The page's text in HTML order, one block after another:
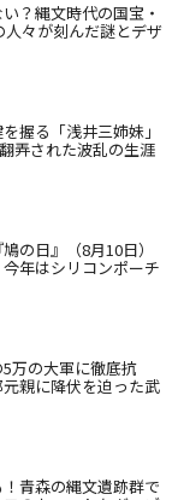
？縄文時代の国宝・
々が刻んだ謎とデザ
握る「浅井三姉妹」
弄された波乱の生涯
の日』（8月10日）
年はシリコンポーチ
5万の大軍に徹底抗
親に降伏を迫った武
青森の縄文遺跡群で